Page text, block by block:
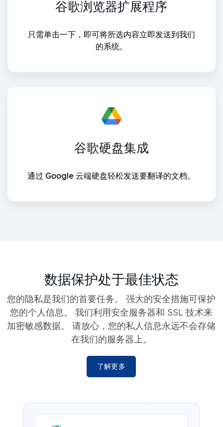
谷歌浏览器扩展程序
只需单击一下，即可将所选内容立即发送到我们
的系统。
谷歌硬盘集成
通过 Google 云端硬盘轻松发送要翻译的文档。
数据保护处于最佳状态
您的隐私是我们的首要任务。 强大的安全措施可保护
您的个人信息。 我们利用安全服务器和 SSL 技术来
加密敏感数据。 请放心，您的私人信息永远不会存储
在我们的服务器上。
了解更多